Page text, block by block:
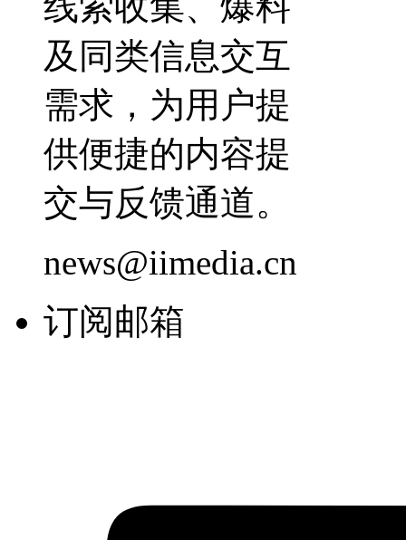
及同类信息交互
需求，为用户提
供便捷的内容提
交与反馈通道。
news@iimedia.cn
订阅邮箱